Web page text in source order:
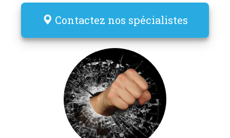
Contactez nos spécialistes